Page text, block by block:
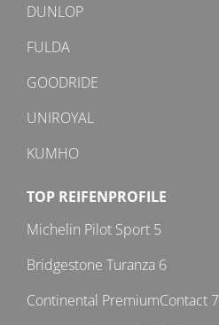
DUNLOP
FULDA
GOODRIDE
UNIROYAL
KUMHO
TOP REIFENPROFILE
Michelin Pilot Sport 5
Bridgestone Turanza 6
Continental PremiumContact 7